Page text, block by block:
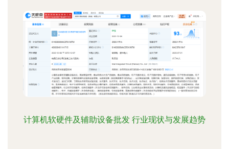
计算机软硬件及辅助设备批发 行业现状与发展趋势